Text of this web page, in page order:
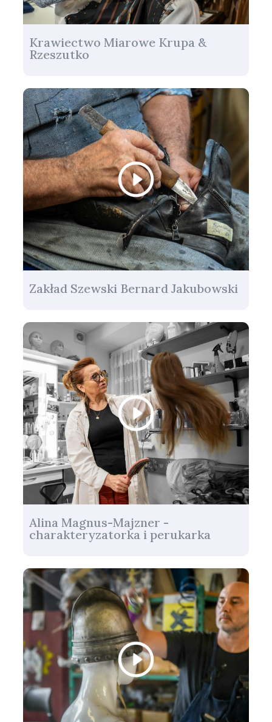
Krawiectwo Miarowe Krupa &
Rzeszutko
Zakład Szewski Bernard Jakubowski
Alina Magnus-Majzner -
charakteryzatorka i perukarka